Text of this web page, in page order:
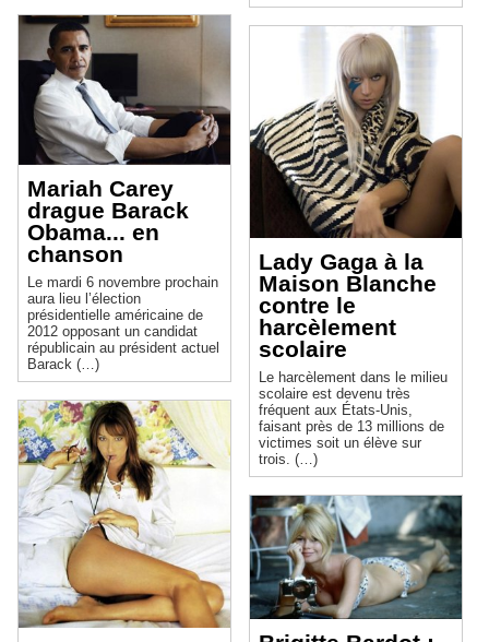
Mariah Carey
drague Barack
Obama... en
chanson
Le mardi 6 novembre prochain
aura lieu l’élection
présidentielle américaine de
2012 opposant un candidat
républicain au président actuel
Barack (…)
Lady Gaga à la
Maison Blanche
contre le
harcèlement
scolaire
Le harcèlement dans le milieu
scolaire est devenu très
fréquent aux États-Unis,
faisant près de 13 millions de
victimes soit un élève sur
trois. (…)